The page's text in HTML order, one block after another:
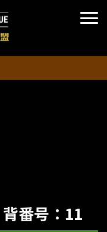
番号：11